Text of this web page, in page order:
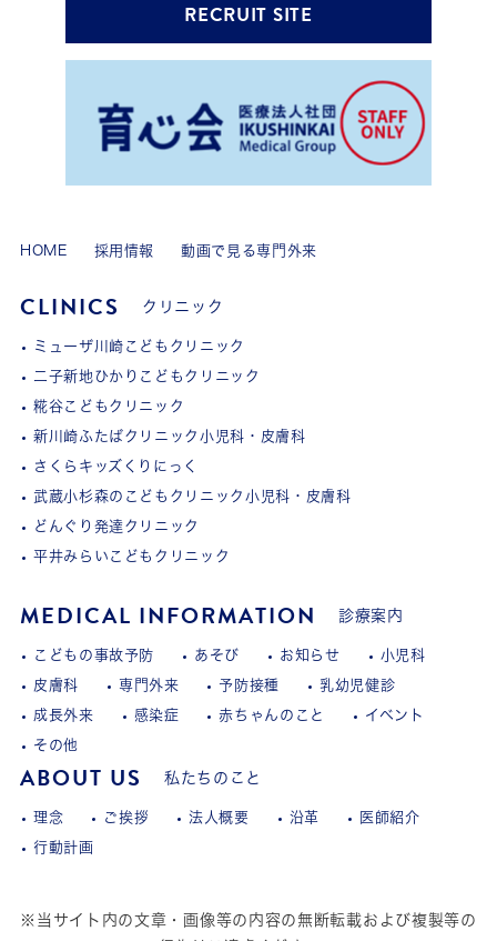
RECRUIT SITE
HOME 採用情報 動画で見る専門外来
CLINICS クリニック
ミューザ川崎こどもクリニック
二子新地ひかりこどもクリニック
糀谷こどもクリニック
新川崎ふたばクリニック小児科・皮膚科
さくらキッズくりにっく
武蔵小杉森のこどもクリニック小児科・皮膚科
どんぐり発達クリニック
平井みらいこどもクリニック
MEDICAL INFORMATION 診療案内
こどもの事故予防 あそび お知らせ 小児科
皮膚科 専門外来 予防接種 乳幼児健診
成長外来 感染症 赤ちゃんのこと イベント
その他
ABOUT US 私たちのこと
理念 ご挨拶 法人概要 沿革 医師紹介
行動計画
※当サイト内の文章・画像等の内容の無断転載および複製等の